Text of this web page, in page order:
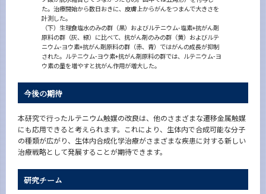
た。治療開始から数日おきに、皮膚上からがんをつまんで大きさを
計測した。
（下）生理食塩水のみの群（黒）およびルテニウム-塩素+抗がん剤
原料の群（灰、緑）に比べて、抗がん剤のみの群（黄）およびルテ
ニウム-ヨウ素+抗がん剤原料の群（赤、青）ではがんの成長が抑制
された。ルテニウム-ヨウ素+抗がん剤原料の群では、ルテニウム-ヨ
ウ素の量を増やすと抗がん作用が増大した。
今後の期待
本研究で行ったルテニウム触媒の改良は、他のさまざまな遷移金属触媒
にも応用できると考えられます。これにより、生体内で合成可能な分子
の種類が広がり、生体内合成化学治療がさまざまな疾患に対する新しい
治療戦略として発展することが期待できます。
研究チーム